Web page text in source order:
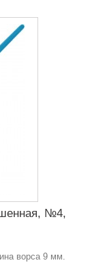
№4,
ворса 9 мм.